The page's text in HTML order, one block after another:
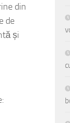
de
și